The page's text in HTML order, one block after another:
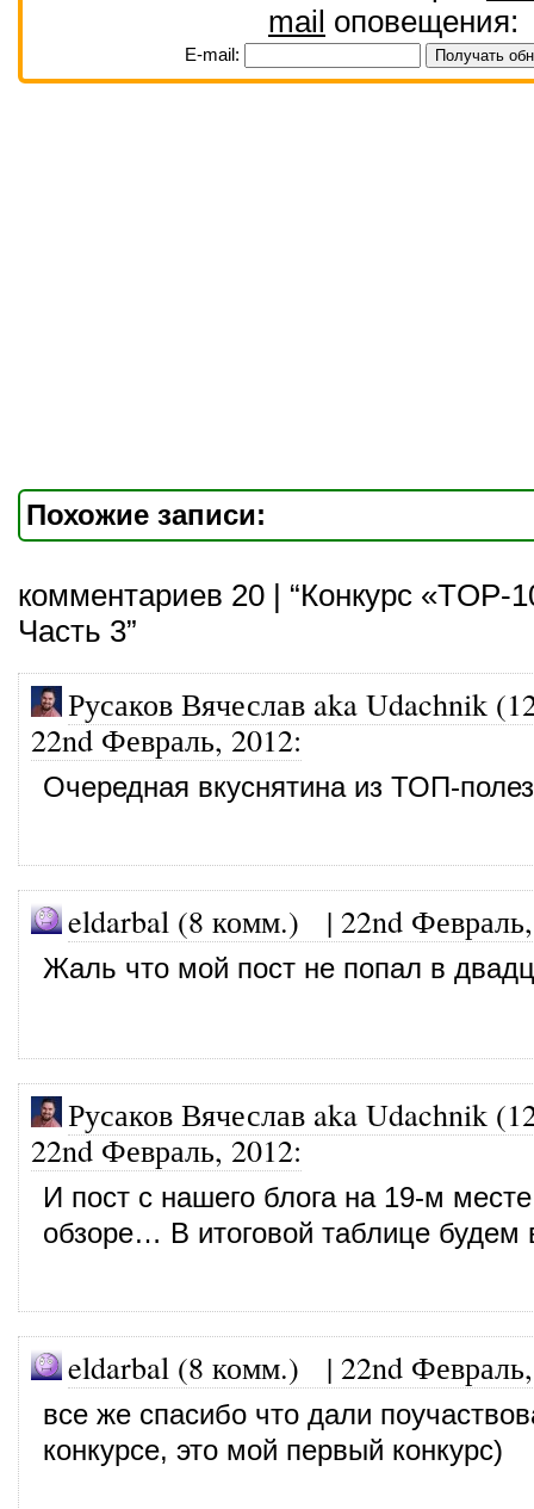
mail оповещения:
E-mail:
Похожие записи:
комментариев 20 | “Конкурс «TOP-
Часть 3”
Русаков Вячеслав aka Udachnik
22nd Февраль, 2012:
Очередная вкуснятина из ТОП-
eldarbal (8 комм.) | 22nd
Жаль что мой пост не попал в
Русаков Вячеслав aka Udachnik
22nd Февраль, 2012:
И пост с нашего блога на 19-м
обзоре… В итоговой таблице
eldarbal (8 комм.) | 22nd
все же спасибо что дали
конкурсе, это мой первый конкурс)